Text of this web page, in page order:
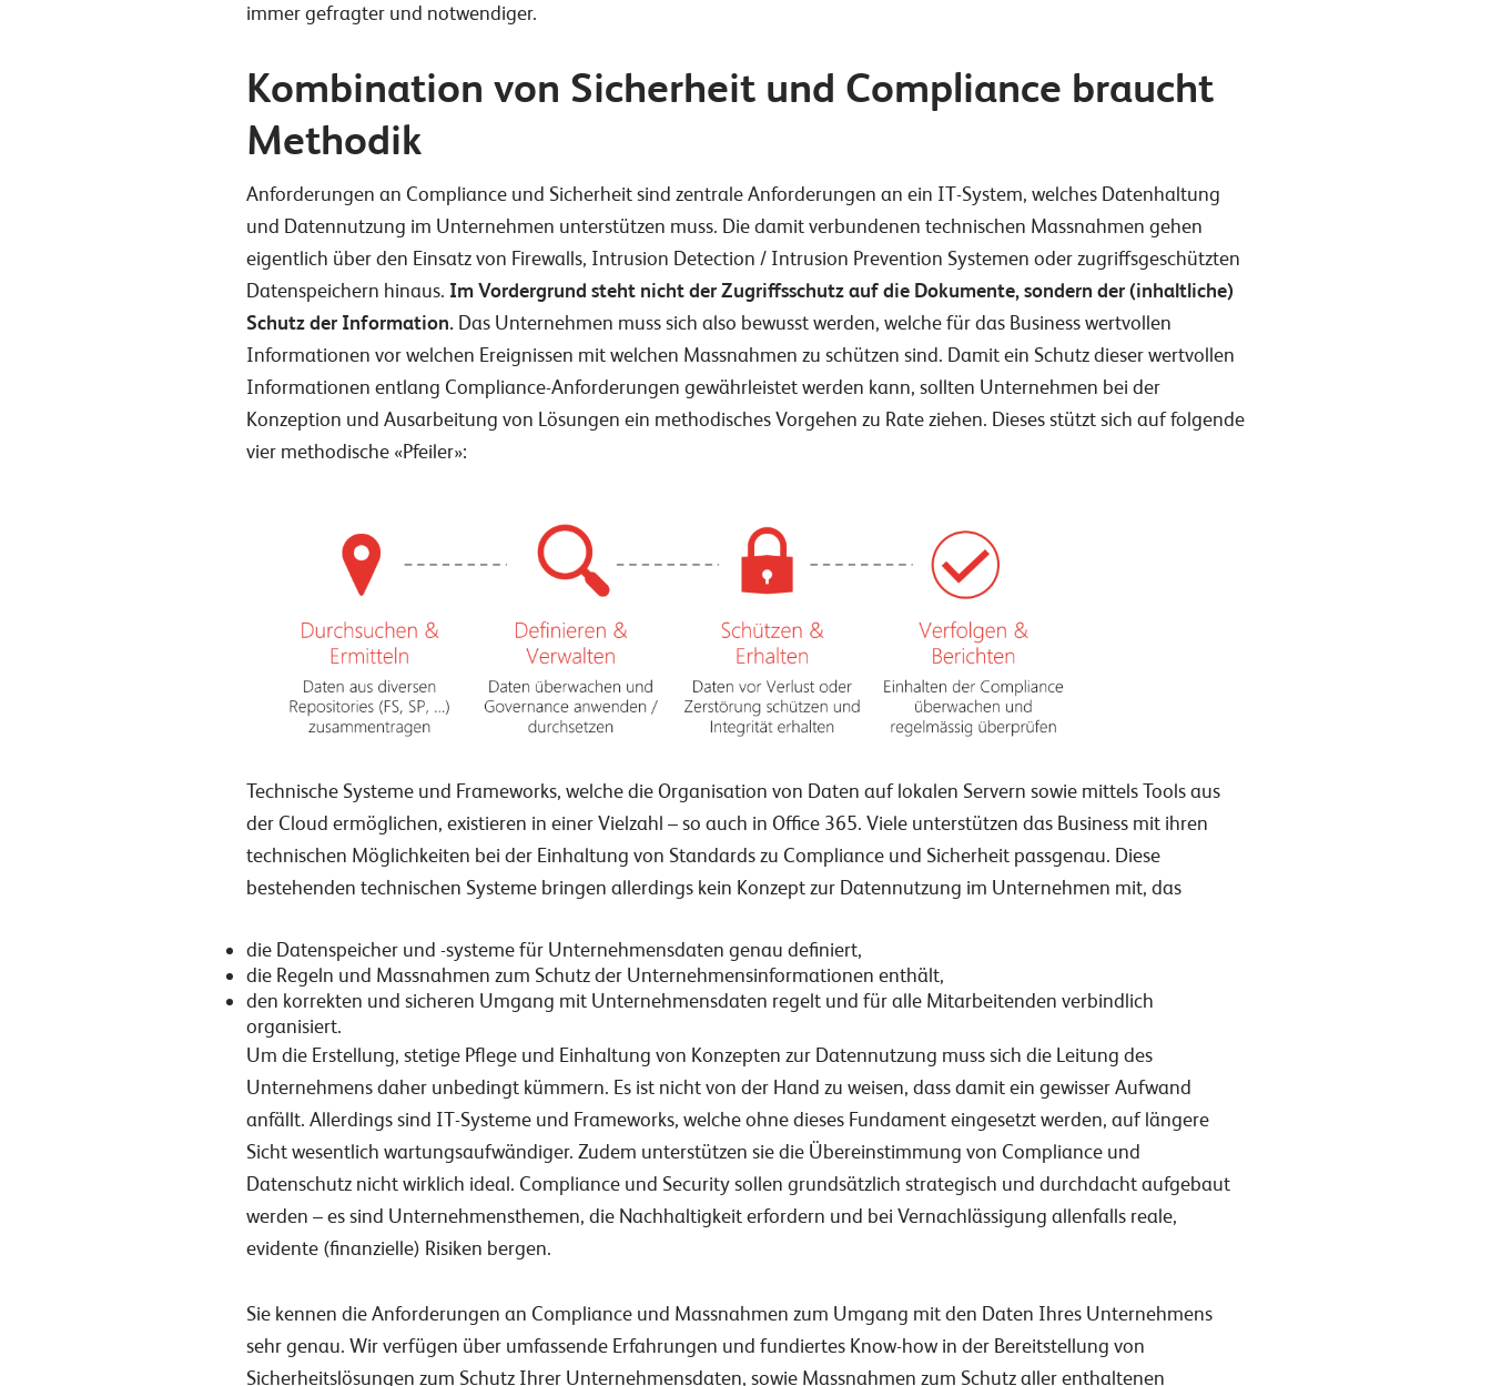
immer gefragter und notwendiger.
Kombination von Sicherheit und Compliance braucht
Methodik
Anforderungen an Compliance und Sicherheit sind zentrale Anforderungen an ein IT-System, welches Datenhaltung
und Datennutzung im Unternehmen unterstützen muss. Die damit verbundenen technischen Massnahmen gehen
eigentlich über den Einsatz von Firewalls, Intrusion Detection / Intrusion Prevention Systemen oder zugriffsgeschützten
Datenspeichern hinaus. Im Vordergrund steht nicht der Zugriffsschutz auf die Dokumente, sondern der (inhaltliche)
Schutz der Information. Das Unternehmen muss sich also bewusst werden, welche für das Business wertvollen
Informationen vor welchen Ereignissen mit welchen Massnahmen zu schützen sind. Damit ein Schutz dieser wertvollen
Informationen entlang Compliance-Anforderungen gewährleistet werden kann, sollten Unternehmen bei der
Konzeption und Ausarbeitung von Lösungen ein methodisches Vorgehen zu Rate ziehen. Dieses stützt sich auf folgende
vier methodische «Pfeiler»:
Technische Systeme und Frameworks, welche die Organisation von Daten auf lokalen Servern sowie mittels Tools aus
der Cloud ermöglichen, existieren in einer Vielzahl – so auch in Office 365. Viele unterstützen das Business mit ihren
technischen Möglichkeiten bei der Einhaltung von Standards zu Compliance und Sicherheit passgenau. Diese
bestehenden technischen Systeme bringen allerdings kein Konzept zur Datennutzung im Unternehmen mit, das
die Datenspeicher und -systeme für Unternehmensdaten genau definiert,
die Regeln und Massnahmen zum Schutz der Unternehmensinformationen enthält,
den korrekten und sicheren Umgang mit Unternehmensdaten regelt und für alle Mitarbeitenden verbindlich
organisiert.
Um die Erstellung, stetige Pflege und Einhaltung von Konzepten zur Datennutzung muss sich die Leitung des
Unternehmens daher unbedingt kümmern. Es ist nicht von der Hand zu weisen, dass damit ein gewisser Aufwand
anfällt. Allerdings sind IT-Systeme und Frameworks, welche ohne dieses Fundament eingesetzt werden, auf längere
Sicht wesentlich wartungsaufwändiger. Zudem unterstützen sie die Übereinstimmung von Compliance und
Datenschutz nicht wirklich ideal. Compliance und Security sollen grundsätzlich strategisch und durchdacht aufgebaut
werden – es sind Unternehmensthemen, die Nachhaltigkeit erfordern und bei Vernachlässigung allenfalls reale,
evidente (finanzielle) Risiken bergen.
Sie kennen die Anforderungen an Compliance und Massnahmen zum Umgang mit den Daten Ihres Unternehmens
sehr genau. Wir verfügen über umfassende Erfahrungen und fundiertes Know-how in der Bereitstellung von
Sicherheitslösungen zum Schutz Ihrer Unternehmensdaten, sowie Massnahmen zum Schutz aller enthaltenen